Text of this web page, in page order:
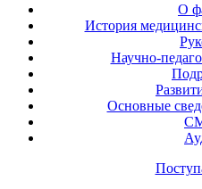
О
История
Научно-
Основные